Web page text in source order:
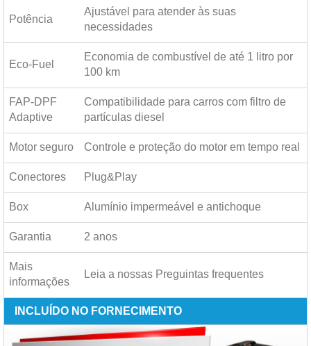
Potência
Ajustável para atender às suas
necessidades
Eco-Fuel
Economia de combustível de até 1 litro por
100 km
FAP-DPF
Adaptive
Compatibilidade para carros com filtro de
partículas diesel
Motor seguro Controle e proteção do motor em tempo real
Conectores Plug&Play
Box Alumínio impermeável e antichoque
Garantia 2 anos
Mais
informações
Leia a nossas Preguintas frequentes
INCLUÍDO NO FORNECIMENTO